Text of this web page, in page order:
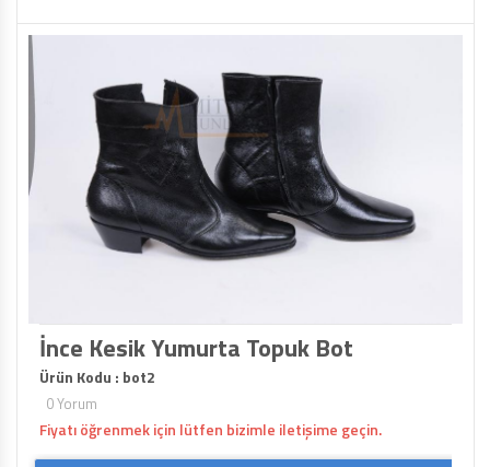
İnce Kesik Yumurta Topuk Bot
Ürün Kodu : bot2
0 Yorum
Fiyatı öğrenmek için lütfen bizimle iletişime geçin.